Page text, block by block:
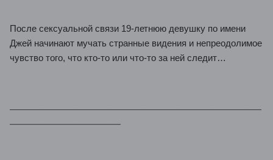
После сексуальной связи 19-летнюю девушку по имени
Джей начинают мучать странные видения и непреодолимое
чувство того, что кто-то или что-то за ней следит…